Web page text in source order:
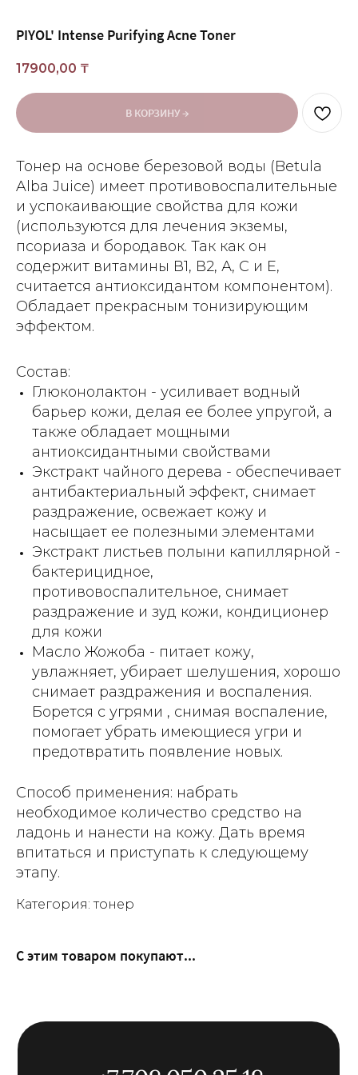
PIYOL' Intense Purifying Acne Toner
17900,00 ₸
В КОРЗИНУ →
Тонер на основе березовой воды (Betula
Alba Juice) имеет противовоспалительные
и успокаивающие свойства для кожи
(используются для лечения экземы,
псориаза и бородавок. Так как он
содержит витамины В1, В2, А, С и Е,
считается антиоксидантом компонентом).
Обладает прекрасным тонизирующим
эффектом.
Состав:
Глюконолактон - усиливает водный
барьер кожи, делая ее более упругой, а
также обладает мощными
антиоксидантными свойствами
Экстракт чайного дерева - обеспечивает
антибактериальный эффект, снимает
раздражение, освежает кожу и
насыщает ее полезными элементами
Экстракт листьев полыни капиллярной -
бактерицидное,
противовоспалительное, снимает
раздражение и зуд кожи, кондиционер
для кожи
Масло Жожоба - питает кожу,
увлажняет, убирает шелушения, хорошо
снимает раздражения и воспаления.
Борется с угрями , снимая воспаление,
помогает убрать имеющиеся угри и
предотвратить появление новых.
Способ применения: набрать
необходимое количество средство на
ладонь и нанести на кожу. Дать время
впитаться и приступать к следующему
этапу.
Категория: тонер
С этим товаром покупают...